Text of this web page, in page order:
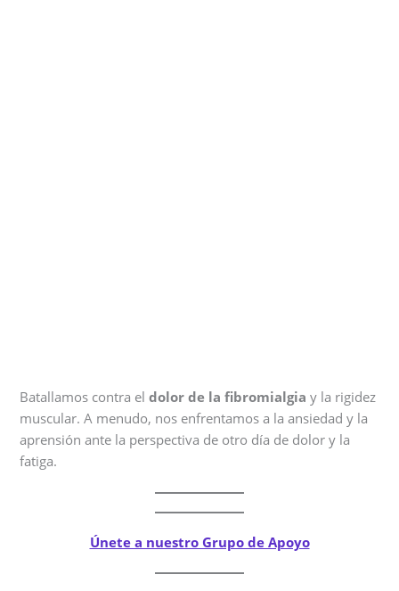
Batallamos contra eldolor de la fibromialgia y la rigidez
muscular. A menudo, nos enfrentamos a la ansiedad y la
aprensión ante la perspectiva de otro día de dolor y la
fatiga.
Únete a nuestro Grupo de Apoyo